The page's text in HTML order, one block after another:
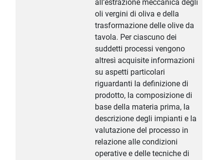
all’estrazione meccanica degli
oli vergini di oliva e della
trasformazione delle olive da
tavola. Per ciascuno dei
suddetti processi vengono
altresì acquisite informazioni
su aspetti particolari
riguardanti la definizione di
prodotto, la composizione di
base della materia prima, la
descrizione degli impianti e la
valutazione del processo in
relazione alle condizioni
operative e delle tecniche di